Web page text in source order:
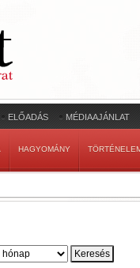
ELŐADÁS MÉDIAAJÁNLAT
HAGYOMÁNY